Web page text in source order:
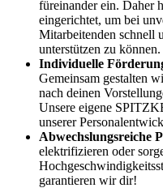
füreinander ein. Daher
eingerichtet, um bei
Mitarbeitenden schnell
unterstützen zu können.
Individuelle
Gemeinsam gestalten
nach deinen
Unsere eigene
unserer
Abwechslungsreiche
elektrifizieren oder
garantieren wir dir!